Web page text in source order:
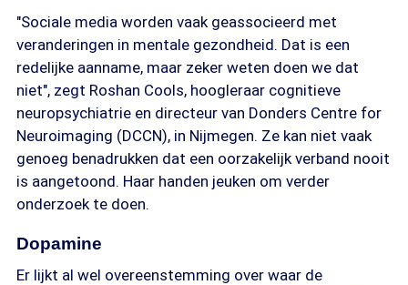
"Sociale media worden vaak geassocieerd met
veranderingen in mentale gezondheid. Dat is een
redelijke aanname, maar zeker weten doen we dat
niet", zegt Roshan Cools, hoogleraar cognitieve
neuropsychiatrie en directeur van Donders Centre for
Neuroimaging (DCCN), in Nijmegen. Ze kan niet vaak
genoeg benadrukken dat een oorzakelijk verband nooit
is aangetoond. Haar handen jeuken om verder
onderzoek te doen.
Dopamine
Er lijkt al wel overeenstemming over waar de